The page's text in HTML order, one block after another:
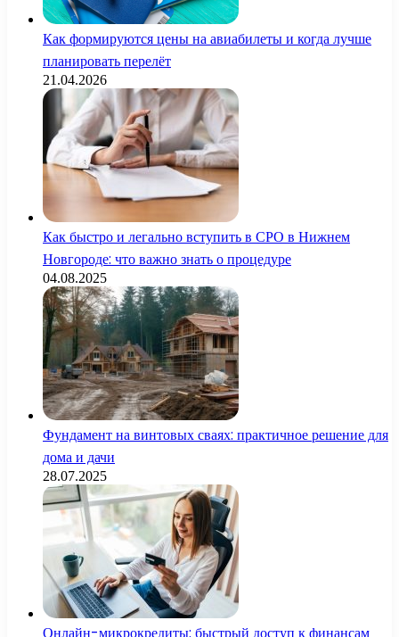
Как формируются цены на авиабилеты и когда лучше
планировать перелёт
21.04.2026
Как быстро и легально вступить в СРО в Нижнем
Новгороде: что важно знать о процедуре
04.08.2025
Фундамент на винтовых сваях: практичное решение для
дома и дачи
28.07.2025